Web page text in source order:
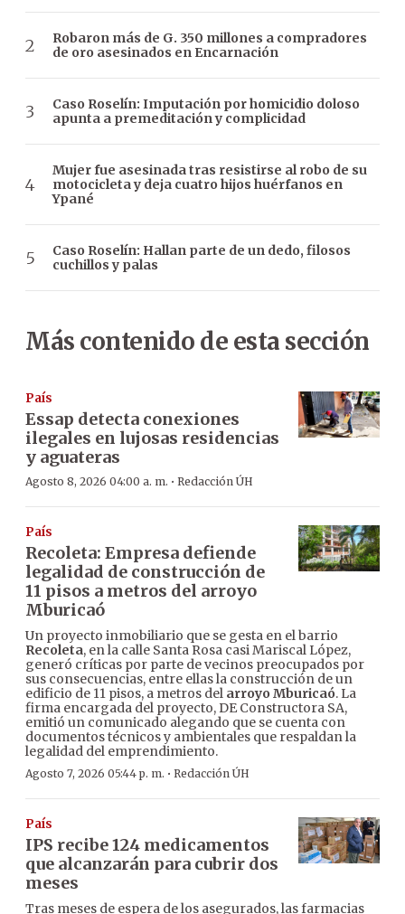
Robaron más de G. 350 millones a compradores
de oro asesinados en Encarnación
Caso Roselín: Imputación por homicidio doloso
apunta a premeditación y complicidad
Mujer fue asesinada tras resistirse al robo de su
motocicleta y deja cuatro hijos huérfanos en
Ypané
Caso Roselín: Hallan parte de un dedo, filosos
cuchillos y palas
Más contenido de esta sección
País
Essap detecta conexiones
ilegales en lujosas residencias
y aguateras
Agosto 8, 2026 04:00 a. m. · Redacción ÚH
País
Recoleta: Empresa defiende
legalidad de construcción de
11 pisos a metros del arroyo
Mburicaó
Un proyecto inmobiliario que se gesta en el barrio
Recoleta, en la calle Santa Rosa casi Mariscal López,
generó críticas por parte de vecinos preocupados por
sus consecuencias, entre ellas la construcción de un
edificio de 11 pisos, a metros del arroyo Mburicaó. La
firma encargada del proyecto, DE Constructora SA,
emitió un comunicado alegando que se cuenta con
documentos técnicos y ambientales que respaldan la
legalidad del emprendimiento.
Agosto 7, 2026 05:44 p. m. · Redacción ÚH
País
IPS recibe 124 medicamentos
que alcanzarán para cubrir dos
meses
Tras meses de espera de los asegurados, las farmacias